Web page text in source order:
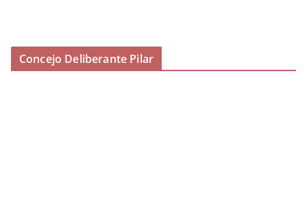
Concejo Deliberante Pilar